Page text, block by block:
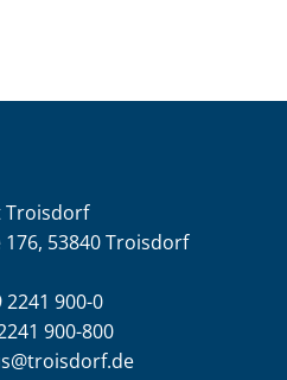
Troisdorf
53840 Troisdorf
2241 900-0
900-800